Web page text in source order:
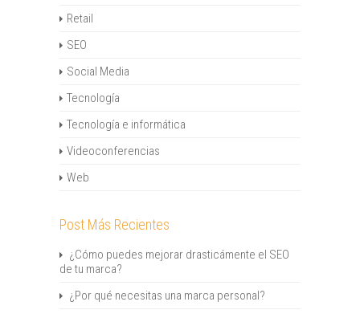
Retail
SEO
Social Media
Tecnología
Tecnología e informática
Videoconferencias
Web
Post Más Recientes
¿Cómo puedes mejorar drasticámente el SEO
de tu marca?
¿Por qué necesitas una marca personal?